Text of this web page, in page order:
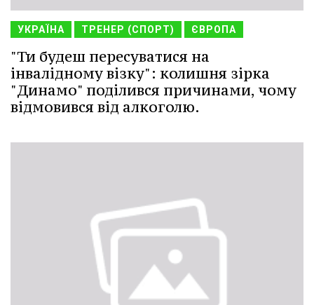
УКРАЇНА ТРЕНЕР (СПОРТ) ЄВРОПА
"Ти будеш пересуватися на
інвалідному візку": колишня зірка
"Динамо" поділився причинами, чому
відмовився від алкоголю.